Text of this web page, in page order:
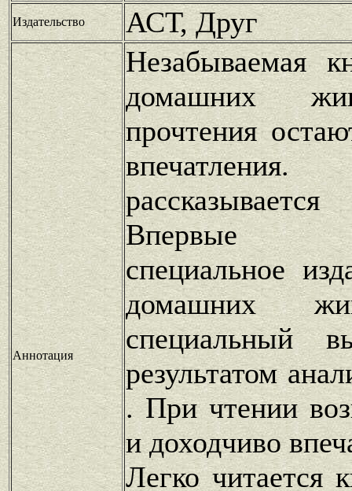
Издательство АСТ, Друг
Аннотация
Незабываемая
домашних
прочтения
Впервые
специальное
домашних
специальный
результатом
. При чтении
и доходчиво
Легко читается